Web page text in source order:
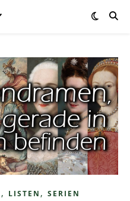
, LISTEN , SERIEN